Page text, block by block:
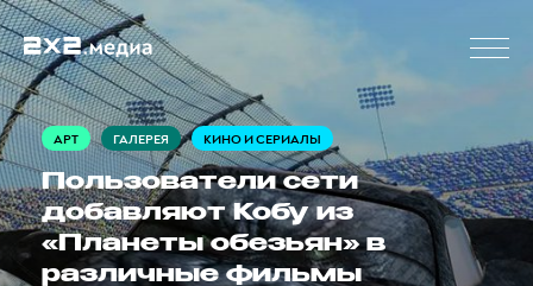
АРТ ГАЛЕРЕЯ КИНО И СЕРИАЛЫ
Пользователи сети
добавляют Кобу из
«Планеты обезьян» в
различные фильмы